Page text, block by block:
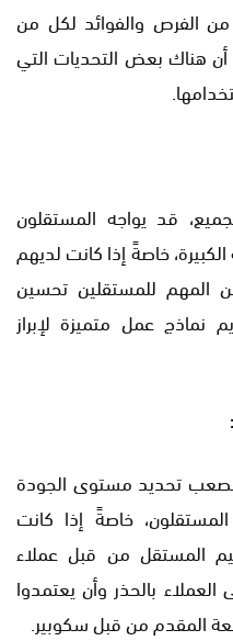
من الفرص والفوائد لكل من
أن هناك بعض التحديات التي
قد يواجه المستقلون
خاصةً إذا كانت لديهم
المهم للمستقلين تحسين
نماذج عمل متميزة لإبراز
تحديد مستوى الجودة
خاصةً إذا كانت
المستقل من قبل عملاء
بالحذر وأن يعتمدوا
المقدم من قبل سكوبير.